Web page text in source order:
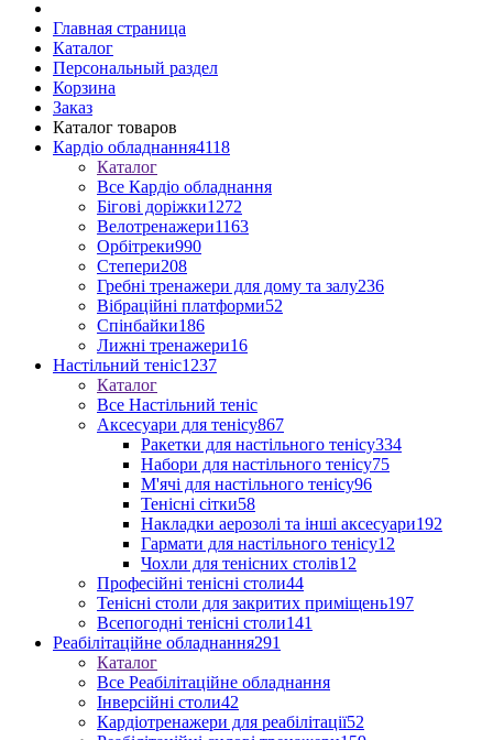
Главная страница
Каталог
Персональный раздел
Корзина
Заказ
Каталог товаров
Кардіо обладнання4118
Каталог
Все Кардіо обладнання
Бігові доріжки1272
Велотренажери1163
Орбітреки990
Степери208
Гребні тренажери для дому та залу236
Вібраційні платформи52
Спінбайки186
Лижні тренажери16
Настільний теніс1237
Каталог
Все Настільний теніс
Аксесуари для тенісу867
Ракетки для настільного тенісу334
Набори для настільного тенісу75
М'ячі для настільного тенісу96
Тенісні сітки58
Накладки аерозолі та інші аксесуари192
Гармати для настільного тенісу12
Чохли для тенісних столів12
Професійні тенісні столи44
Тенісні столи для закритих приміщень197
Всепогодні тенісні столи141
Реабілітаційне обладнання291
Каталог
Все Реабілітаційне обладнання
Інверсійні столи42
Кардіотренажери для реабілітації52